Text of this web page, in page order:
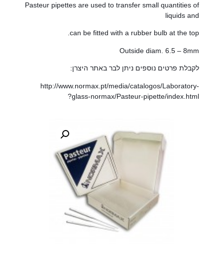
Pasteur pipettes are used to transfer small quantities of
liquids and
can be fitted with a rubber bulb at the top.
Outside diam. 6.5 – 8mm
לקבלת פרטים נוספים ניתן לבר באתר היצרן:
http://www.normax.pt/media/catalogos/Laboratory-
glass-normax/Pasteur-pipette/index.html?